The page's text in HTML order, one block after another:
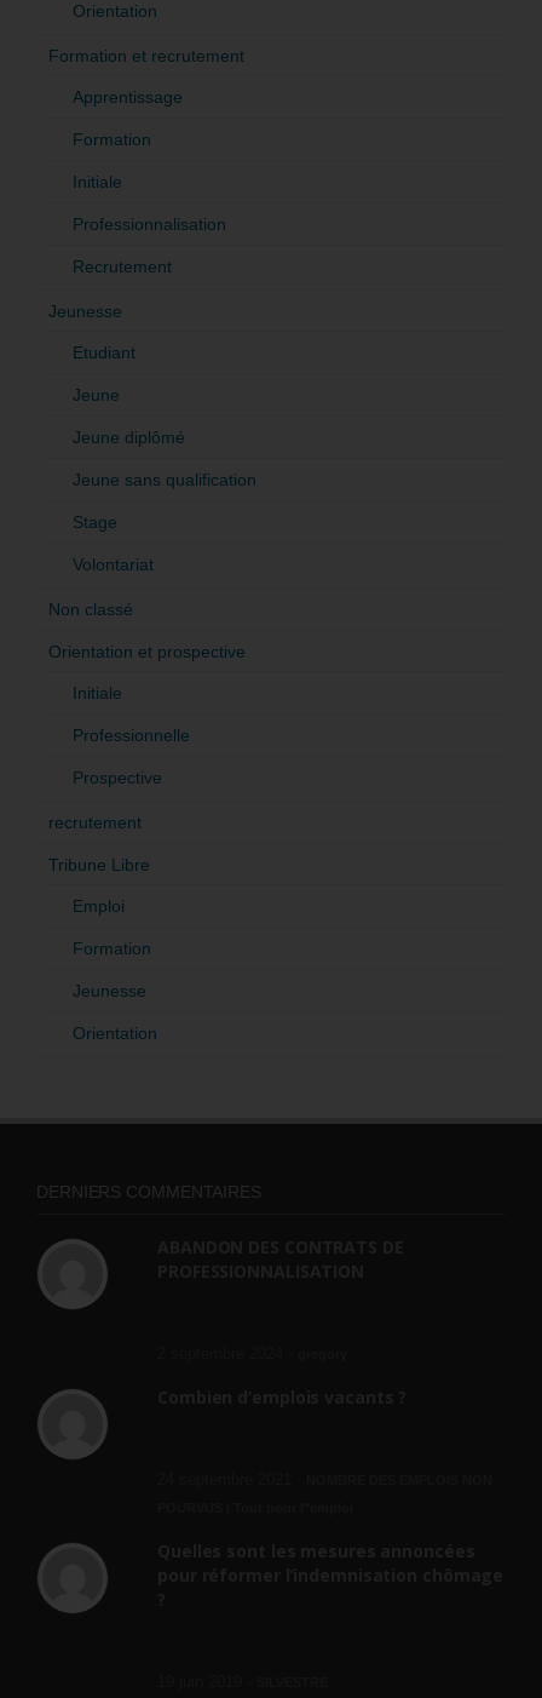
Orientation
Formation et recrutement
Apprentissage
Formation
Initiale
Professionnalisation
Recrutement
Jeunesse
Etudiant
Jeune
Jeune diplômé
Jeune sans qualification
Stage
Volontariat
Non classé
Orientation et prospective
Initiale
Professionnelle
Prospective
recrutement
Tribune Libre
Emploi
Formation
Jeunesse
Orientation
DERNIERS COMMENTAIRES